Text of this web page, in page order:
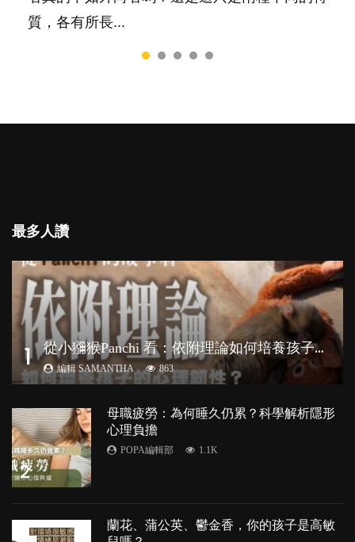
質，各有所長...
最多人讚
1 從
小獼猴Panchi 看：依附理論如何培養孩子心理韌性？
編輯 SAMANTHA 863
2
母職疲勞：為何睡久仍累？科學解析隱形
心理負擔
POPA編輯部 1.1K
蘭花、蒲公英、鬱金香，你的孩子是高敏